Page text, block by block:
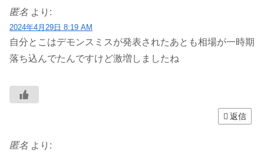
匿名 より:
2024年4月29日 8:19 AM
自分とこはデモンスミスが発表されたあとも相場が一時期
落ち込んでたんですけど激増しましたね
返信
匿名 より: